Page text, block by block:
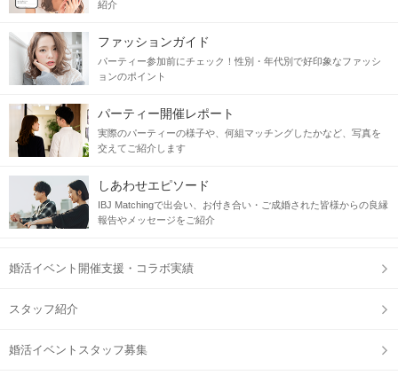
紹介
ファッションガイド
パーティー参加前にチェック！性別・年代別で好印象なファッシ
ョンのポイント
パーティー開催レポート
実際のパーティーの様子や、何組マッチングしたかなど、写真を
交えてご紹介します
しあわせエピソード
IBJ Matchingで出会い、お付き合い・ご成婚された皆様からの良縁
報告やメッセージをご紹介
婚活イベント開催支援・コラボ実績
スタッフ紹介
婚活イベントスタッフ募集